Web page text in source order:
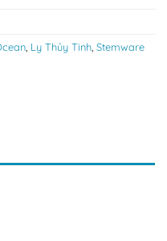
, Ly Thủy Tinh, Stemware